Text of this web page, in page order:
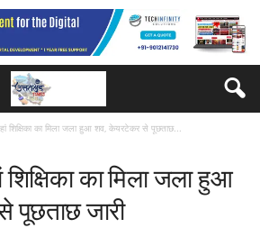
शिक्षिका का मिला जला हुआ शव, केयरटेकर से पूछताछ...
का मिला जला हुआ
जारी